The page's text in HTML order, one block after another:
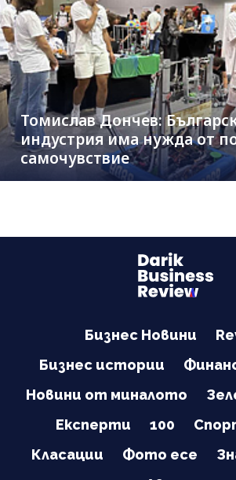
Томислав Дончев:
индустрия има нужда от
самочувствие
Бизнес Новини
Бизнес истории
Новини от миналото
Експерти
100
Класации
Фото есе